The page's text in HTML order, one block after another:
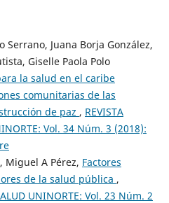
Serrano, Juana Borja González,
Giselle Paola Polo
la salud en el caribe
comunitarias de las
de paz , REVISTA
Vol. 34 Núm. 3 (2018):
Miguel A Pérez, Factores
de la salud pública ,
UNINORTE: Vol. 23 Núm. 2